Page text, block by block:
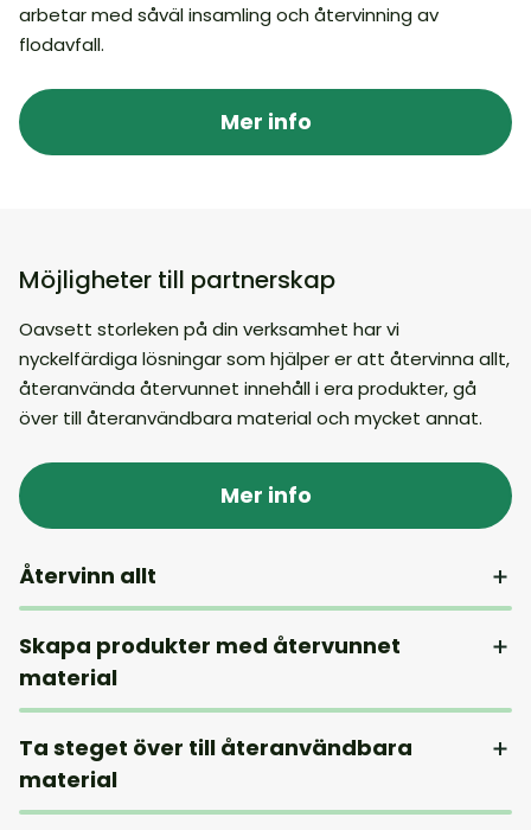
arbetar med såväl insamling och återvinning av
flodavfall.
Mer info
Möjligheter till partnerskap
Oavsett storleken på din verksamhet har vi
nyckelfärdiga lösningar som hjälper er att återvinna allt,
återanvända återvunnet innehåll i era produkter, gå
över till återanvändbara material och mycket annat.
Mer info
Återvinn allt
Skapa produkter med återvunnet
material
Ta steget över till återanvändbara
material